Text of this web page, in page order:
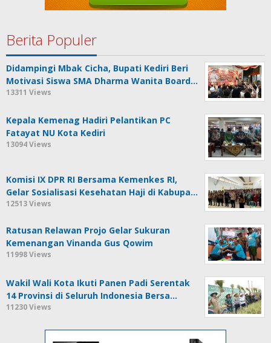
Berita Populer
Didampingi Mbak Cicha, Bupati Kediri Beri
Motivasi Siswa SMA Dharma Wanita Board…
13311 Views
Kepala Kemenag Hadiri Pelantikan PC
Fatayat NU Kota Kediri
13094 Views
Komisi IX DPR RI Bersama Kemenkes RI,
Gelar Sosialisasi Kesehatan Haji di Kabupa…
12513 Views
Ratusan Relawan Projo Gelar Sukuran
Kemenangan Vinanda Gus Qowim
11998 Views
Wakil Wali Kota Ikuti Panen Padi Serentak
14 Provinsi di Seluruh Indonesia Bersa…
11230 Views